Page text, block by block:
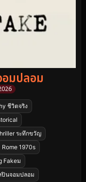
มปลอม
ชีวิตจริง
ระทึกขวัญ
Rome 1970s
Fakeม
ปินจอมปลอม